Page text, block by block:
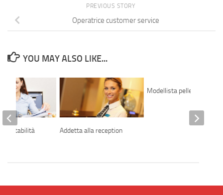
PREVIOUS STORY
Operatrice customer service
YOU MAY ALSO LIKE...
Addetta alla reception
Modellista pelletteria
contabilità